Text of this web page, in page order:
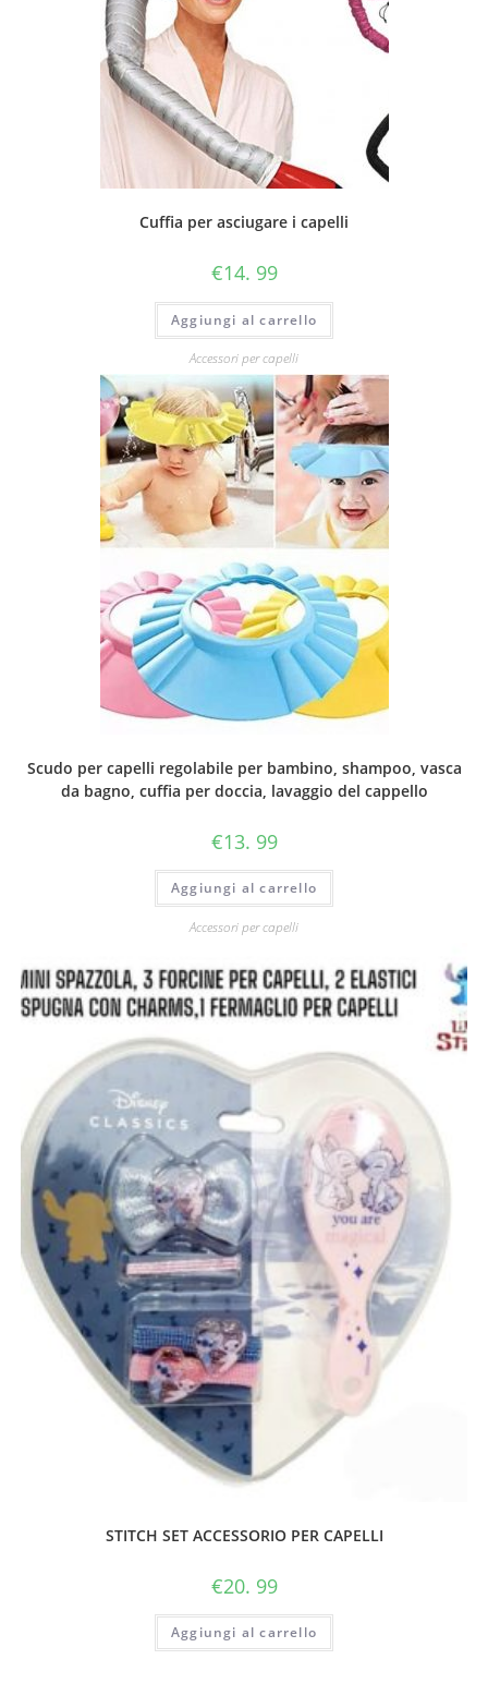
Cuffia per asciugare i capelli
€14. 99
Aggiungi al carrello
Accessori per capelli
Scudo per capelli regolabile per bambino, shampoo, vasca
da bagno, cuffia per doccia, lavaggio del cappello
€13. 99
Aggiungi al carrello
Accessori per capelli
STITCH SET ACCESSORIO PER CAPELLI
€20. 99
Aggiungi al carrello